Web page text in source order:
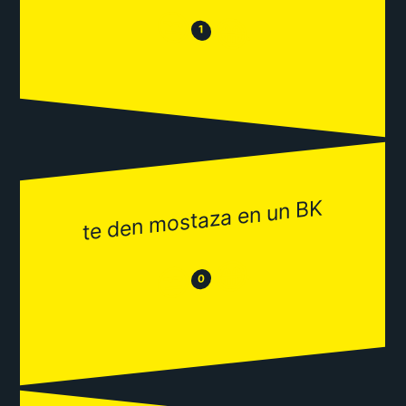
😒 1 😂
te den mostaza en un BK
😒 0 😂